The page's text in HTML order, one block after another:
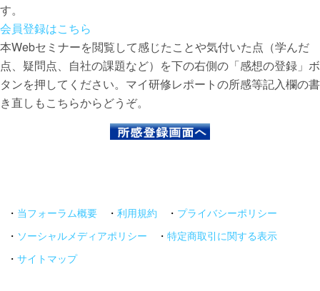
す。
会員登録はこちら
本Webセミナーを閲覧して感じたことや気付いた点（学んだ
点、疑問点、自社の課題など）を下の右側の「感想の登録」ボ
タンを押してください。マイ研修レポートの所感等記入欄の書
き直しもこちらからどうぞ。
・ 当フォーラム概要 ・ 利用規約 ・ プライバシーポリシー
・ ソーシャルメディアポリシー ・ 特定商取引に関する表示
・ サイトマップ